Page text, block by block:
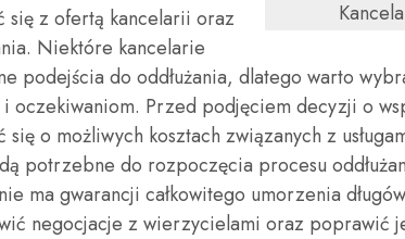
się z ofertą kancelarii oraz
Niektóre kancelarie
podejścia do oddłużania, dlatego warto
oczekiwaniom. Przed podjęciem decyzji o
o możliwych kosztach związanych z
potrzebne do rozpoczęcia procesu
ma gwarancji całkowitego umorzenia
negocjacje z wierzycielami oraz poprawić